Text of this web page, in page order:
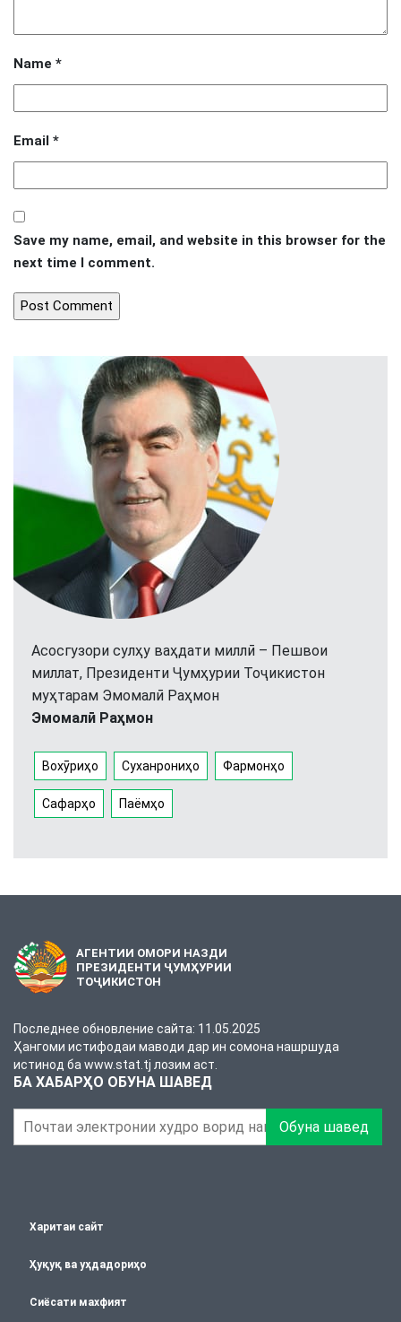
Name *
Email *
Save my name, email, and website in this browser for the
next time I comment.
Асосгузори сулҳу ваҳдати миллӣ – Пешвои
миллат, Президенти Ҷумҳурии Тоҷикистон
муҳтарам Эмомалӣ Раҳмон
Эмомалӣ Раҳмон
Вохӯриҳо Суханрониҳо Фармонҳо
Сафарҳо Паёмҳо
АГЕНТИИ ОМОРИ НАЗДИ
ПРЕЗИДЕНТИ ҶУМҲУРИИ
ТОҶИКИСТОН
Последнее обновление сайта: 11.05.2025
Ҳангоми истифодаи маводи дар ин сомона нашршуда
истинод ба www.stat.tj лозим аст.
БА ХАБАРҲО ОБУНА ШАВЕД
Обуна шавед
Харитаи сайт
Ҳуқуқ ва уҳдадориҳо
Сиёсати махфият